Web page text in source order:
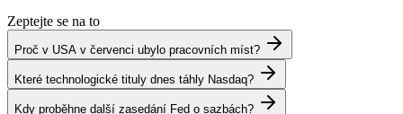
Zeptejte se na to
Proč v USA v červenci ubylo pracovních míst?
Které technologické tituly dnes táhly Nasdaq?
Kdy proběhne další zasedání Fed o sazbách?